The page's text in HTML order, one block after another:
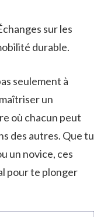
sur les
durable.
seulement à
un
où chacun peut
des autres. Que tu
un novice, ces
pour te plonger